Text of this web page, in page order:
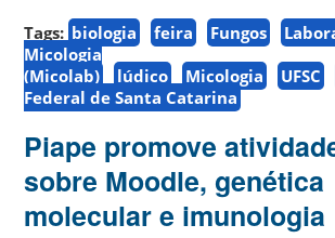
Tags: biologia feira Fungos
Micologia
(Micolab)
lúdico Micologia UFSC
Federal de Santa Catarina
Piape promove
sobre Moodle, genética
molecular e imunologia